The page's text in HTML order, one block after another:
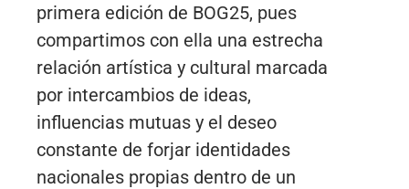
primera edición de BOG25, pues
compartimos con ella una estrecha
relación artística y cultural marcada
por intercambios de ideas,
influencias mutuas y el deseo
constante de forjar identidades
nacionales propias dentro de un